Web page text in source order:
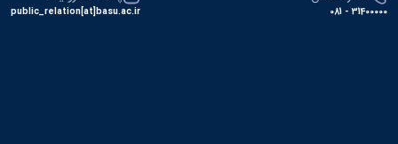
31400000 - 081
public_relation[at]basu.ac.ir